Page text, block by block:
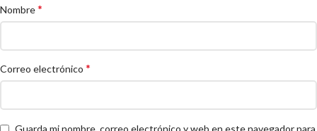
Nombre*
Correo electrónico *